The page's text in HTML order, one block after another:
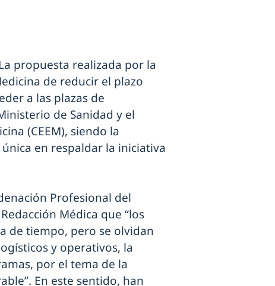
propuesta realizada por la
de reducir el plazo
a las plazas de
de Sanidad y el
(CEEM), siendo la
en respaldar la iniciativa
Profesional del
Médica que “los
de tiempo, pero se olvidan
y operativos, la
por el tema de la
En este sentido, han